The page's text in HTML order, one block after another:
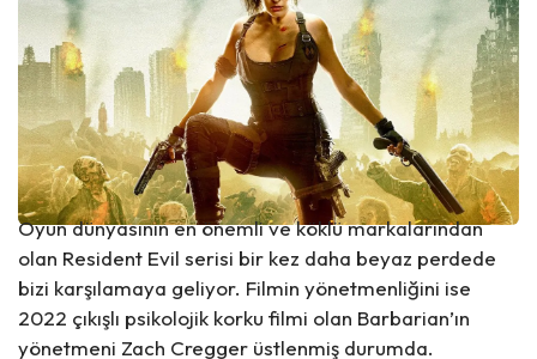
Oyun dünyasının en önemli ve köklü markalarından
olan Resident Evil serisi bir kez daha beyaz perdede
bizi karşılamaya geliyor. Filmin yönetmenliğini ise
2022 çıkışlı psikolojik korku filmi olan Barbarian’ın
yönetmeni Zach Cregger üstlenmiş durumda.